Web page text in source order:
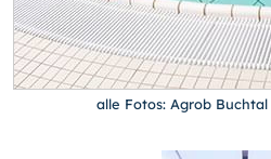
alle Fotos: Agrob Buchtal